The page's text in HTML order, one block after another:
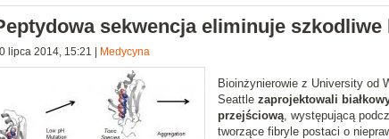
sekwencja eliminuje szkodliwe
lipca 2014, 15:21 Medycyna
Bioinżynierowie z University od
Seattlezaprojektowali
przejściową, występującą
tworzące fibryle postaci o